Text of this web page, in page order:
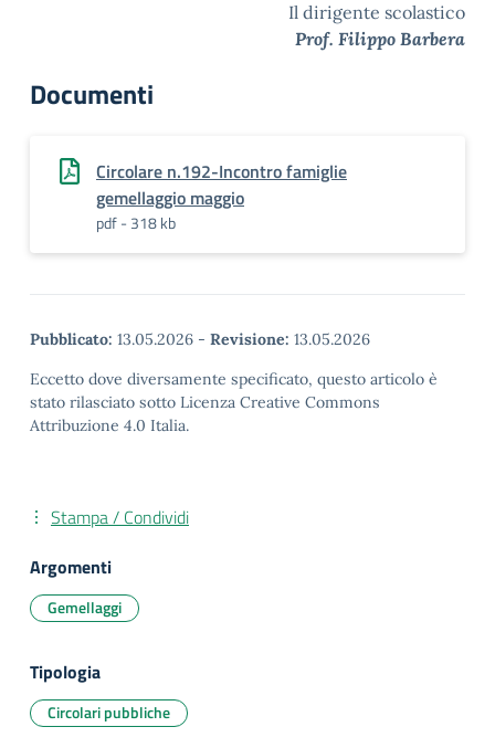
Il dirigente scolastico
Prof. Filippo Barbera
Documenti
Circolare n.192-Incontro famiglie
gemellaggio maggio
pdf - 318 kb
Pubblicato: 13.05.2026 - Revisione: 13.05.2026
Eccetto dove diversamente specificato, questo articolo è
stato rilasciato sotto Licenza Creative Commons
Attribuzione 4.0 Italia.
Stampa / Condividi
Argomenti
Gemellaggi
Tipologia
Circolari pubbliche